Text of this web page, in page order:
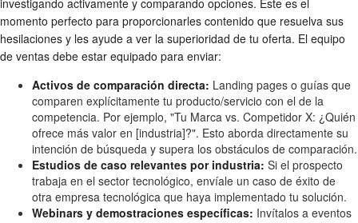
investigando activamente y comparando opciones. Este es el
momento perfecto para proporcionarles contenido que resuelva sus
hesilaciones y les ayude a ver la superioridad de tu oferta. El equipo
de ventas debe estar equipado para enviar:
Activos de comparación directa: Landing pages o guías que
comparen explícitamente tu producto/servicio con el de la
competencia. Por ejemplo, "Tu Marca vs. Competidor X: ¿Quién
ofrece más valor en [industria]?". Esto aborda directamente su
intención de búsqueda y supera los obstáculos de comparación.
Estudios de caso relevantes por industria: Si el prospecto
trabaja en el sector tecnológico, envíale un caso de éxito de
otra empresa tecnológica que haya implementado tu solución.
Webinars y demostraciones específicas: Invítalos a eventos